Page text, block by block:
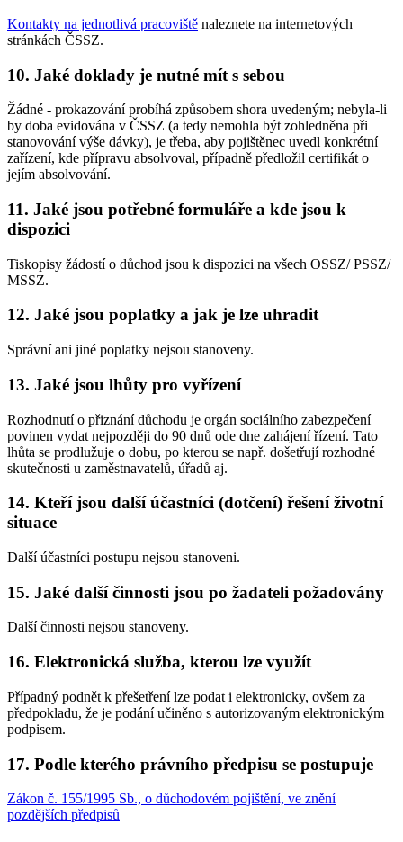
Kontakty na jednotlivá pracoviště naleznete na internetových
stránkách ČSSZ.
10. Jaké doklady je nutné mít s sebou
Žádné - prokazování probíhá způsobem shora uvedeným; nebyla-li
by doba evidována v ČSSZ (a tedy nemohla být zohledněna při
stanovování výše dávky), je třeba, aby pojištěnec uvedl konkrétní
zařízení, kde přípravu absolvoval, případně předložil certifikát o
jejím absolvování.
11. Jaké jsou potřebné formuláře a kde jsou k
dispozici
Tiskopisy žádostí o důchod jsou k dispozici na všech OSSZ/ PSSZ/
MSSZ.
12. Jaké jsou poplatky a jak je lze uhradit
Správní ani jiné poplatky nejsou stanoveny.
13. Jaké jsou lhůty pro vyřízení
Rozhodnutí o přiznání důchodu je orgán sociálního zabezpečení
povinen vydat nejpozději do 90 dnů ode dne zahájení řízení. Tato
lhůta se prodlužuje o dobu, po kterou se např. došetřují rozhodné
skutečnosti u zaměstnavatelů, úřadů aj.
14. Kteří jsou další účastníci (dotčení) řešení životní
situace
Další účastníci postupu nejsou stanoveni.
15. Jaké další činnosti jsou po žadateli požadovány
Další činnosti nejsou stanoveny.
16. Elektronická služba, kterou lze využít
Případný podnět k přešetření lze podat i elektronicky, ovšem za
předpokladu, že je podání učiněno s autorizovaným elektronickým
podpisem.
17. Podle kterého právního předpisu se postupuje
Zákon č. 155/1995 Sb., o důchodovém pojištění, ve znění
pozdějších předpisů